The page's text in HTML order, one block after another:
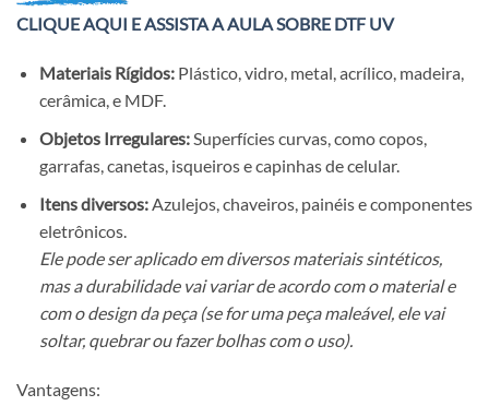
CLIQUE AQUI E ASSISTA A AULA SOBRE DTF UV
Materiais Rígidos:Plástico, vidro, metal, acrílico, madeira,
cerâmica, e MDF.
Objetos Irregulares:Superfícies curvas, como copos,
garrafas, canetas, isqueiros e capinhas de celular.
Itens diversos:Azulejos, chaveiros, painéis e componentes
eletrônicos.
Ele pode ser aplicado em diversos materiais sintéticos,
mas a durabilidade vai variar de acordo com o material e
com o design da peça (se for uma peça maleável, ele vai
soltar, quebrar ou fazer bolhas com o uso).
Vantagens: